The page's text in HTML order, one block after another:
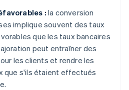
: la conversion
implique souvent des taux
que les taux bancaires
peut entraîner des
les clients et rendre les
que s'ils étaient effectués